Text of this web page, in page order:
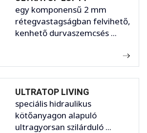
egy komponensű 2 mm
rétegvastagságban felvihető,
kenhető durvaszemcsés ...
ULTRATOP LIVING
speciális hidraulikus
kötőanyagon alapuló
ultragyorsan szilárduló ...